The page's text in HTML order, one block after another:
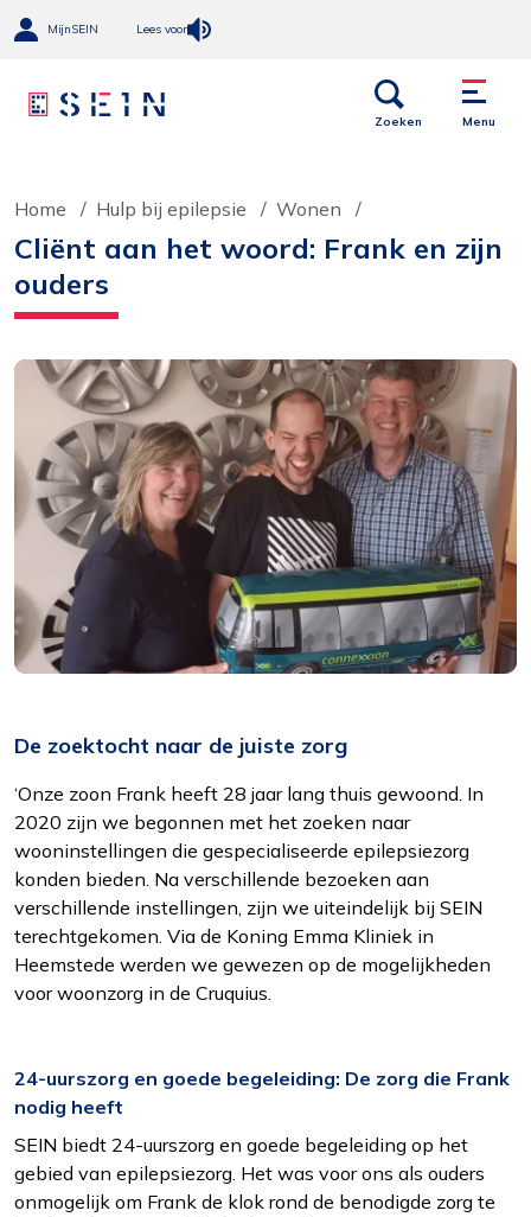
Open
Zoeken
Menu
links
Menu
MijnSEIN Lees voor
Home Hulp bij epilepsie Wonen
Cliënt aan het woord: Frank en zijn
ouders
De zoektocht naar de juiste zorg
‘Onze zoon Frank heeft 28 jaar lang thuis gewoond. In
2020 zijn we begonnen met het zoeken naar
wooninstellingen die gespecialiseerde epilepsiezorg
konden bieden. Na verschillende bezoeken aan
verschillende instellingen, zijn we uiteindelijk bij SEIN
terechtgekomen. Via de Koning Emma Kliniek in
Heemstede werden we gewezen op de mogelijkheden
voor woonzorg in de Cruquius.
24-uurszorg en goede begeleiding: De zorg die Frank
nodig heeft
SEIN biedt 24-uurszorg en goede begeleiding op het
gebied van epilepsiezorg. Het was voor ons als ouders
onmogelijk om Frank de klok rond de benodigde zorg te